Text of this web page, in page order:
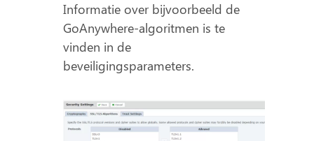
Informatie over bijvoorbeeld de
GoAnywhere-algoritmen is te
vinden in de
beveiligingsparameters.